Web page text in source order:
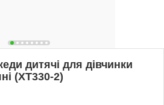
дитячі для дівчинки
(XT330-2)